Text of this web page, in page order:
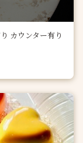
カウンター有り